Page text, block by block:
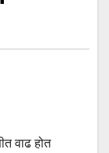
वाढ होत